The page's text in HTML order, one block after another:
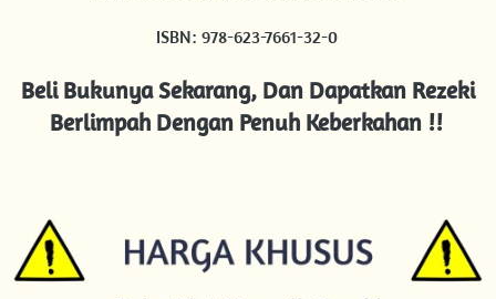
ISBN: 978-623-7661-32-0
Beli Bukunya Sekarang, Dan Dapatkan Rezeki
Berlimpah Dengan Penuh Keberkahan !!